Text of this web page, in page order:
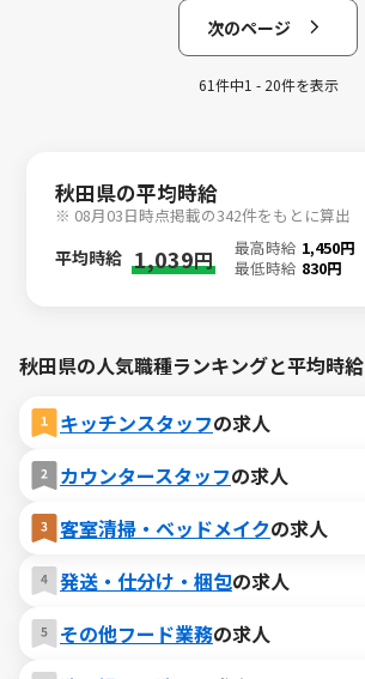
次のページ
61件中1 - 20件を表示
秋田県の平均時給
※ 08月03日時点掲載の342件をもとに算出
平均時給 1,039円 最高時給 1,450円
最低時給 830円
秋田県の人気職種ランキングと平均時給
キッチンスタッフの求人
カウンタースタッフの求人
客室清掃・ベッドメイクの求人
発送・仕分け・梱包の求人
その他フード業務の求人